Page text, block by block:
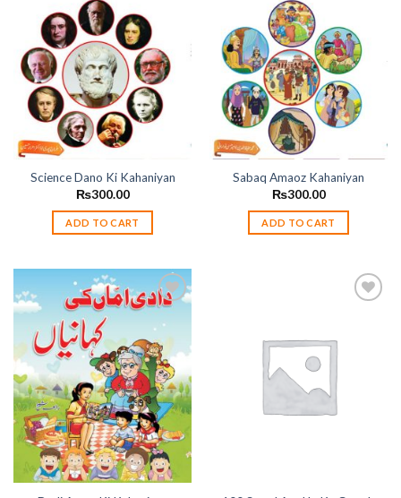
Add to
wishlist
Science Dano Ki Kahaniyan
₨300.00
ADD TO CART
wishlist
Sabaq Amaoz Kahaniyan
₨300.00
ADD TO CART
Add to
wishlist